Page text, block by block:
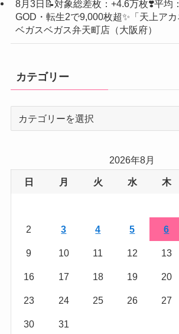
8月3日📝対象総差枚：+4.6万枚❣️平均
GOD・転生2で9,000枚超✨「天上ア
ベガスベガス弁天町店（大阪府）
カテゴリー
ー
2026年8月
日 月 火 水 木
2 3 4 5 6
9 10 11 12 13
16 17 18 19 20
23 24 25 26 27
30 31